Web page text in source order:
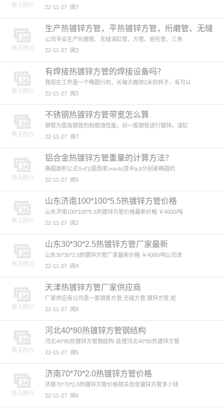
22-11-27 阅7
生产热镀锌方管，平热镀锌方管，绗磨管、无缝
油缸管、方管、矩形
公司专业生产绗磨管、无缝油缸管、方管、矩形管、三角
22-11-27 阅3
有焊接热镀锌方管的焊接设备吗？
我现在工件是一个椭圆行的，长轴大概快2米的样子，有可以
22-11-27 阅3
不锈钢热镀锌方管带宽怎么算
钢管为提高钢管的耐腐蚀性能，对一般钢管进行镀锌。油缸
22-11-27 阅7
铝合金热镀锌方管重量的计算方法？
椭圆面积公式S=∏(圆周率)×a×b(其中a,b分别是椭圆的
22-11-27 阅5
山东济南100*100*5.5热镀锌方管价格
山东济南100*100*5.5热镀锌方管价格最新价格:￥4000/吨
22-11-27 阅2
山东30*30*2.5热镀锌方管厂家最新
山东30*30*2.5热镀锌方管厂家最新价格:￥4000/吨公司发
22-11-27 阅4
天津热镀锌方管厂家供应商
厂家供应商公司是一家销售方管,无缝方管,镀锌方管,矩
22-11-27 阅8
河北40*80热镀锌方管钢结构
河北40*80热镀锌方管钢结构-处理河北40*80热镀锌方管
22-11-27 阅5
济南70*70*2.0热镀锌方管价格
济南70*70*2.0热镀锌方管价格相关信息镀锌方管多少钱
22-11-27 阅6